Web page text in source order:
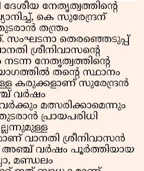
ദേശീയ നേതൃത്വത്തിന്റെ
കെ സുരേന്ദ്രന്‌
തന്ത്രം
തെരഞ്ഞെടുപ്പ്‌
ശ്രീനിവാസന്റെ
നടന്ന നേതൃത്വത്തിൻ്റെ
തൻ്റെ സ്ഥാനം
കരുക്കളാണ് സുരേന്ദ്രൻ
വർഷം
മത്സരിക്കാമെന്നും
പ്രായപരിധി
വാനതി ശ്രീനിവാസൻ
അഞ്ച് വർഷം പൂർത്തിയായ
മണ്ഡലം